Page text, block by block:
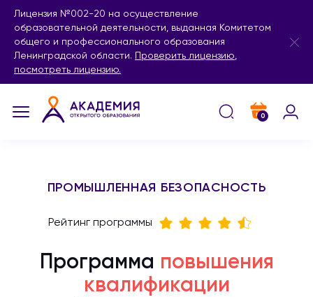
Лицензия №002-20 на осуществление
образовательной деятельности, выданная Комитетом
общего и профессионального образования
Ленинградской области.
Проверить лицензию,
посмотреть лицензию.
0
ПРОМЫШЛЕННАЯ БЕЗОПАСНОСТЬ
Рейтинг программы
Программа повышения
квалификации